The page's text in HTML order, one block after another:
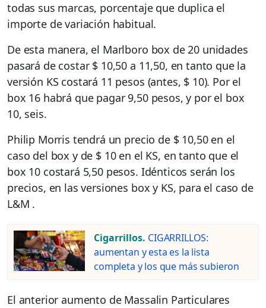
todas sus marcas, porcentaje que duplica el
importe de variación habitual.
De esta manera, el Marlboro box de 20 unidades
pasará de costar $ 10,50 a 11,50, en tanto que la
versión KS costará 11 pesos (antes, $ 10). Por el
box 16 habrá que pagar 9,50 pesos, y por el box
10, seis.
Philip Morris tendrá un precio de $ 10,50 en el
caso del box y de $ 10 en el KS, en tanto que el
box 10 costará 5,50 pesos. Idénticos serán los
precios, en las versiones box y KS, para el caso de
L&M .
Cigarrillos. CIGARRILLOS:
aumentan y esta es la lista
completa y los que más subieron
El anterior aumento de Massalin Particulares